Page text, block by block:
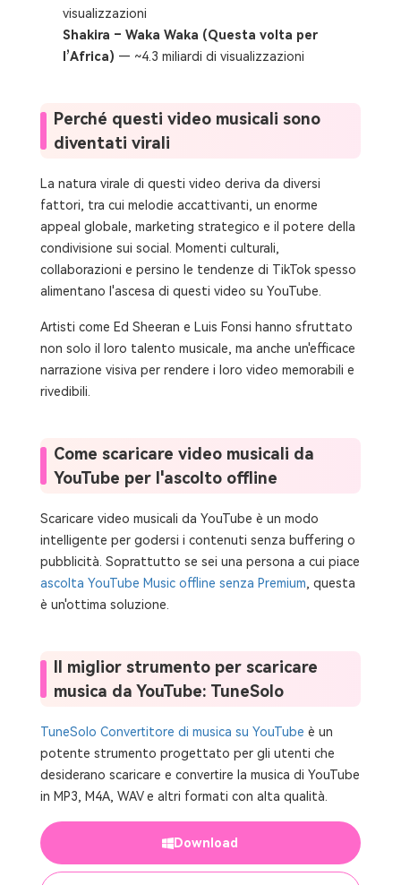
visualizzazioni
Shakira – Waka Waka (Questa volta per
l’Africa) — ~4.3 miliardi di visualizzazioni
Perché questi video musicali sono
diventati virali
La natura virale di questi video deriva da diversi
fattori, tra cui melodie accattivanti, un enorme
appeal globale, marketing strategico e il potere della
condivisione sui social. Momenti culturali,
collaborazioni e persino le tendenze di TikTok spesso
alimentano l'ascesa di questi video su YouTube.
Artisti come Ed Sheeran e Luis Fonsi hanno sfruttato
non solo il loro talento musicale, ma anche un'efficace
narrazione visiva per rendere i loro video memorabili e
rivedibili.
Come scaricare video musicali da
YouTube per l'ascolto offline
Scaricare video musicali da YouTube è un modo
intelligente per godersi i contenuti senza buffering o
pubblicità. Soprattutto se sei una persona a cui piace
ascolta YouTube Music offline senza Premium, questa
è un'ottima soluzione.
Il miglior strumento per scaricare
musica da YouTube: TuneSolo
TuneSolo Convertitore di musica su YouTube è un
potente strumento progettato per gli utenti che
desiderano scaricare e convertire la musica di YouTube
in MP3, M4A, WAV e altri formati con alta qualità.
Download